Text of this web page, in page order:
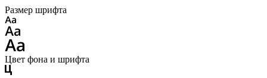
Размер шрифта
Цвет фона и шрифта